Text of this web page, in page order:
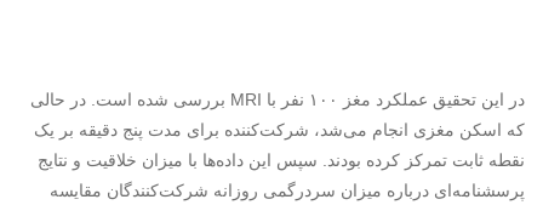
در این تحقیق عملکرد مغز ۱۰۰ نفر با MRI بررسی شده است. در حالی
که اسکن مغزی انجام می‌شد، شرکت‌کننده برای مدت پنج دقیقه بر یک
نقطه ثابت تمرکز کرده بودند. سپس این داده‌ها با میزان خلاقیت و نتایج
پرسشنامه‌ای درباره میزان سردرگمی روزانه شرکت‌کنندگان مقایسه